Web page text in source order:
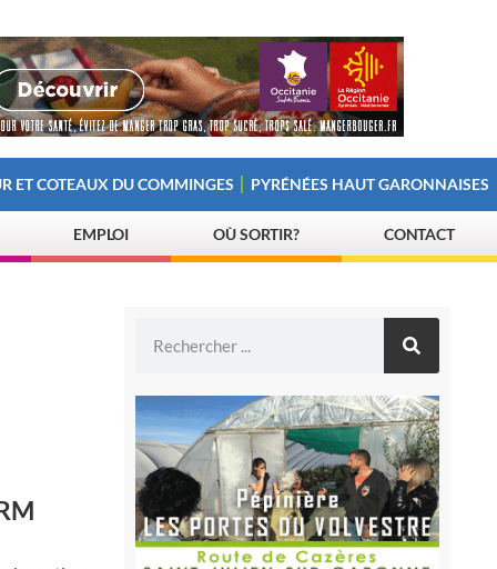
ET COTEAUX DU COMMINGES PYRÉNÉES HAUT GARONNAISES
EMPLOI OÙ SORTIR? CONTACT